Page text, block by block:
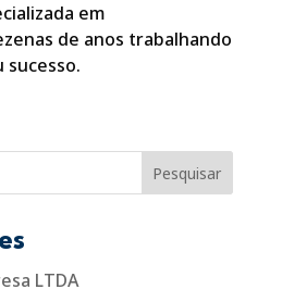
em
de anos trabalhando
sucesso.
Pesquisar
LTDA